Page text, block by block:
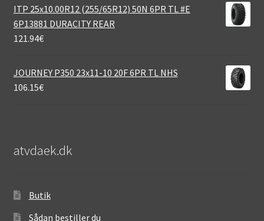
ITP 25x10.00R12 (255/65R12) 50N 6PR TL #E
6P13881 DURACITY REAR
121.94€
JOURNEY P350 23x11-10 20F 6PR TL NHS
106.15€
atvdaek.dk
Butik
Sådan bestiller du